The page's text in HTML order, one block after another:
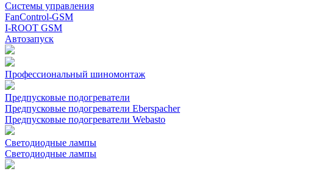
Системы управления
FanControl-GSM
I-ROOT GSM
Автозапуск
Профессиональный шиномонтаж
Предпусковые подогреватели
Предпусковые подогреватели Eberspacher
Предпусковые подогреватели Webasto
Светодиодные лампы
Светодиодные лампы